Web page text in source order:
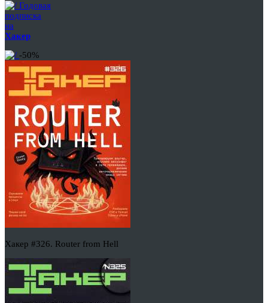
Годовая
подписка
на
Хакер
-50%
Хакер #326. Router from Hell